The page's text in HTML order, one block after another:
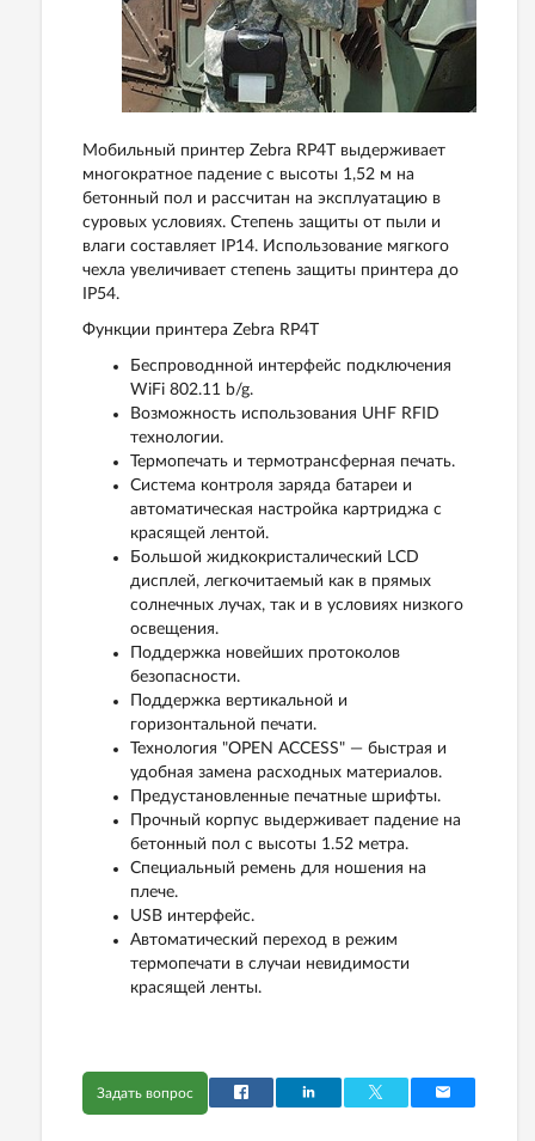
Мобильный принтер Zebra RP4T выдерживает
многократное падение с высоты 1,52 м на
бетонный пол и рассчитан на эксплуатацию в
суровых условиях. Степень защиты от пыли и
влаги составляет IP14. Использование мягкого
чехла увеличивает степень защиты принтера до
IP54.
Функции принтера Zebra RP4T
Беспроводнной интерфейс подключения
WiFi 802.11 b/g.
Возможность использования UHF RFID
технологии.
Термопечать и термотрансферная печать.
Система контроля заряда батареи и
автоматическая настройка картриджа с
красящей лентой.
Большой жидкокристалический LCD
дисплей, легкочитаемый как в прямых
солнечных лучах, так и в условиях низкого
освещения.
Поддержка новейших протоколов
безопасности.
Поддержка вертикальной и
горизонтальной печати.
Технология "OPEN ACCESS" — быстрая и
удобная замена расходных материалов.
Предустановленные печатные шрифты.
Прочный корпус выдерживает падение на
бетонный пол с высоты 1.52 метра.
Специальный ремень для ношения на
плече.
USB интерфейс.
Автоматический переход в режим
термопечати в случаи невидимости
красящей ленты.
Задать вопрос